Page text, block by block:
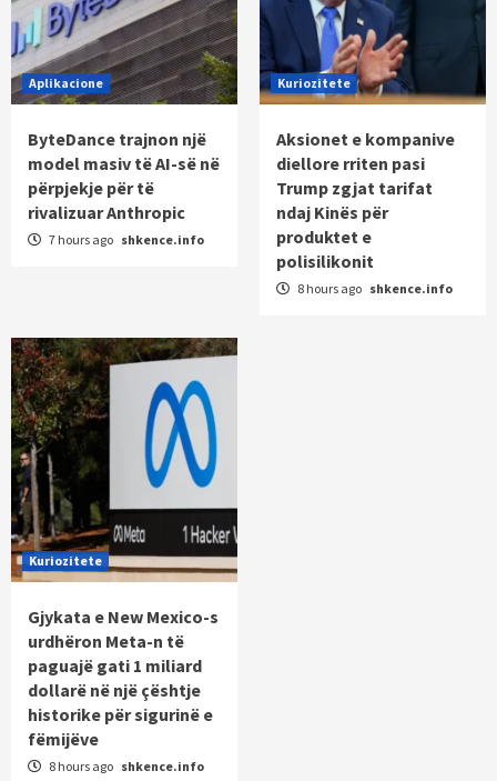
Aplikacione
ByteDance trajnon një
model masiv të AI-së në
përpjekje për të
rivalizuar Anthropic
7 hours ago shkence.info
Kuriozitete
Aksionet e kompanive
diellore rriten pasi
Trump zgjat tarifat
ndaj Kinës për
produktet e
polisilikonit
8 hours ago shkence.info
Kuriozitete
Gjykata e New Mexico-s
urdhëron Meta-n të
paguajë gati 1 miliard
dollarë në një çështje
historike për sigurinë e
fëmijëve
8 hours ago shkence.info